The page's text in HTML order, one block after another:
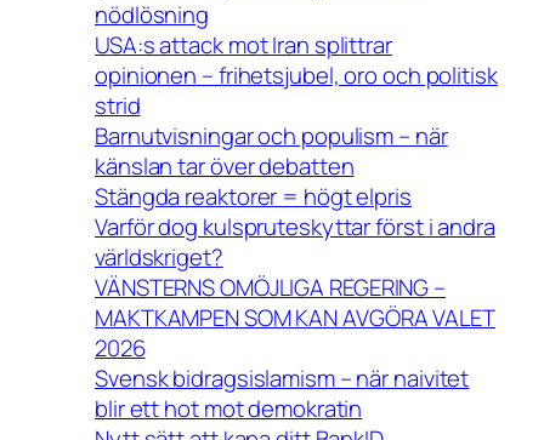
nödlösning
USA:s attack mot Iran splittrar
opinionen – frihetsjubel, oro och politisk
strid
Barnutvisningar och populism – när
känslan tar över debatten
Stängda reaktorer = högt elpris
Varför dog kulspruteskyttar först i andra
världskriget?
VÄNSTERNS OMÖJLIGA REGERING –
MAKTKAMPEN SOM KAN AVGÖRA VALET
2026
Svensk bidragsislamism – när naivitet
blir ett hot mot demokratin